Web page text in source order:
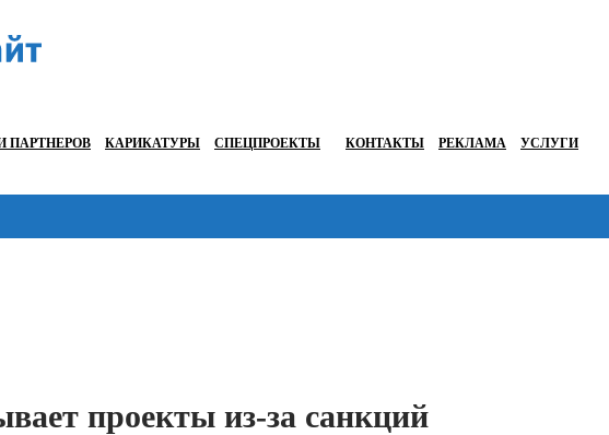
ПАРТНЕРОВ КАРИКАТУРЫ СПЕЦПРОЕКТЫ КОНТАКТЫ РЕКЛАМА УСЛУГИ
проекты из-за санкций